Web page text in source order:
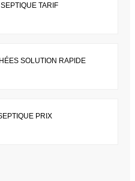
TARIF
SOLUTION RAPIDE
PRIX